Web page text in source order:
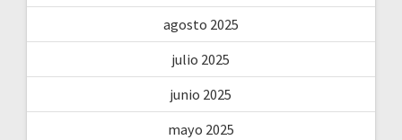
agosto 2025
julio 2025
junio 2025
mayo 2025